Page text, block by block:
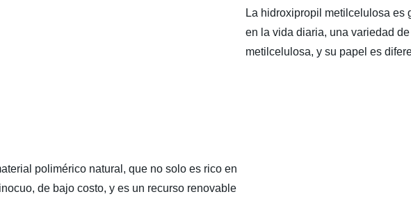
La hidroxipropil metilcelulosa es
en la vida diaria, una variedad
metilcelulosa, y su papel es
polimérico natural, que no solo es rico en
de bajo costo, y es un recurso renovable